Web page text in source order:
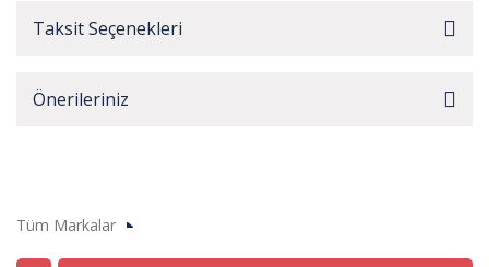
Taksit Seçenekleri
Önerileriniz
Tüm Markalar